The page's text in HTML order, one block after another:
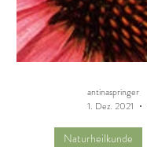
Naturheilkunde
antinaspringer
1. Dez. 2021